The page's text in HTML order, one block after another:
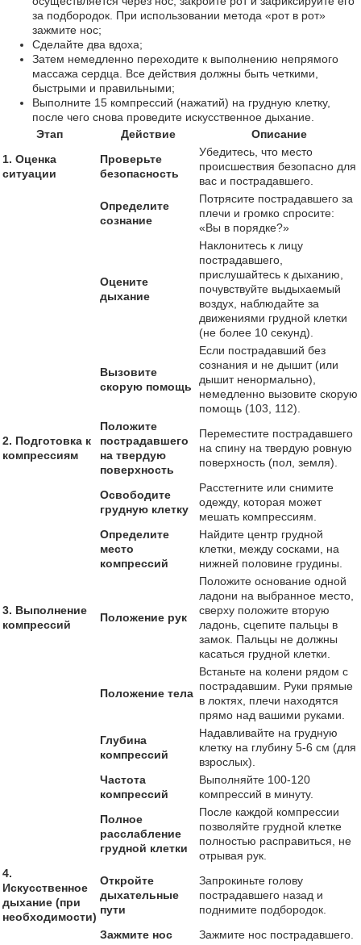
за подбородок. При использовании метода «рот в рот»
зажмите нос;
Сделайте два вдоха;
Затем немедленно переходите к выполнению непрямого
массажа сердца. Все действия должны быть четкими,
быстрыми и правильными;
Выполните 15 компрессий (нажатий) на грудную клетку,
после чего снова проведите искусственное дыхание.
Этап
Действие
Описание
1. Оценка
ситуации
Проверьте
безопасность
Убедитесь, что место
происшествия безопасно для
вас и пострадавшего.
Определите
сознание
Потрясите пострадавшего за
плечи и громко спросите:
«Вы в порядке?»
Оцените
дыхание
Наклонитесь к лицу
пострадавшего,
прислушайтесь к дыханию,
почувствуйте выдыхаемый
воздух, наблюдайте за
движениями грудной клетки
(не более 10 секунд).
Вызовите
скорую помощь
Если пострадавший без
сознания и не дышит (или
дышит ненормально),
немедленно вызовите скорую
помощь (103, 112).
2. Подготовка к
компрессиям
Положите
пострадавшего
на твердую
поверхность
Переместите пострадавшего
на спину на твердую ровную
поверхность (пол, земля).
Освободите
грудную клетку
Расстегните или снимите
одежду, которая может
мешать компрессиям.
Определите
место
компрессий
Найдите центр грудной
клетки, между сосками, на
нижней половине грудины.
3. Выполнение
компрессий
Положение рук
Положите основание одной
ладони на выбранное место,
сверху положите вторую
ладонь, сцепите пальцы в
замок. Пальцы не должны
касаться грудной клетки.
Положение тела
Встаньте на колени рядом с
пострадавшим. Руки прямые
в локтях, плечи находятся
прямо над вашими руками.
Глубина
компрессий
Надавливайте на грудную
клетку на глубину 5-6 см (для
взрослых).
Частота
компрессий
Выполняйте 100-120
компрессий в минуту.
Полное
расслабление
грудной клетки
После каждой компрессии
позволяйте грудной клетке
полностью расправиться, не
отрывая рук.
4.
Искусственное
дыхание (при
необходимости)
Откройте
дыхательные
пути
Запрокиньте голову
пострадавшего назад и
поднимите подбородок.
Зажмите нос
Зажмите нос пострадавшего.